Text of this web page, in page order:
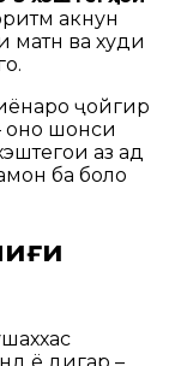
акнун
матн ва худи
ҷойгир
шонси
аз ҳад
ба боло
ё дигар –